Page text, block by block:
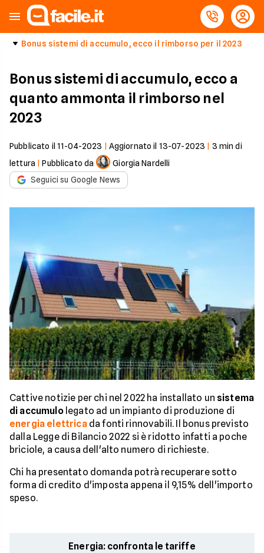
Bonus sistemi di accumulo, ecco il rimborso per il 2023
Bonus sistemi di accumulo, ecco a
quanto ammonta il rimborso nel
2023
Pubblicato il 11-04-2023 Aggiornato il 13-07-2023 3 min di
lettura |Pubblicato da
Giorgia Nardelli
Seguici su Google News
Cattive notizie per chi nel 2022 ha installato un sistema
di accumulolegato ad un impianto di produzione di
energia elettricada fonti rinnovabili. Il bonus previsto
dalla Legge di Bilancio 2022 si è ridotto infatti a poche
briciole, a causa dell'alto numero di richieste.
Chi ha presentato domanda potrà recuperare sotto
forma di credito d'imposta appena il 9,15% dell'importo
speso.
Energia: confronta le tariffe